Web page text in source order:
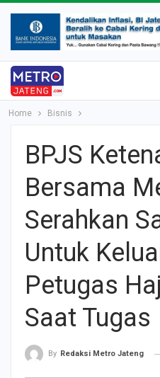
Home Bisnis
BPJS
Bersama
Serahkan
Untuk
Petugas
Saat Tugas
By Redaksi Metro Jateng